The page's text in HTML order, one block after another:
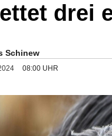
drei
Schinew
08:00 UHR